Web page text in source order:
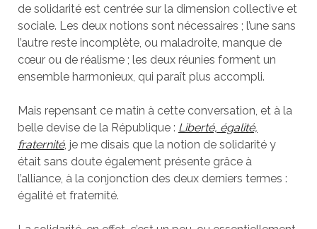
de solidarité est centrée sur la dimension collective et
sociale. Les deux notions sont nécessaires ; l’une sans
l’autre reste incomplète, ou maladroite, manque de
cœur ou de réalisme ; les deux réunies forment un
ensemble harmonieux, qui paraît plus accompli.
Mais repensant ce matin à cette conversation, et à la
belle devise de la République : Liberté, égalité,
fraternité, je me disais que la notion de solidarité y
était sans doute également présente grâce à
l’alliance, à la conjonction des deux derniers termes :
égalité et fraternité.